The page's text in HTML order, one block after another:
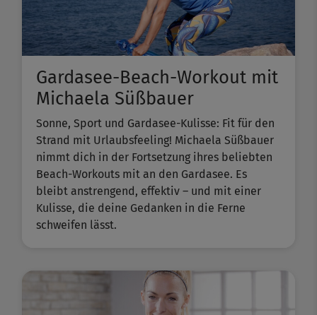
Gardasee-Beach-Workout mit
Michaela Süßbauer
Sonne, Sport und Gardasee-Kulisse: Fit für den
Strand mit Urlaubsfeeling! Michaela Süßbauer
nimmt dich in der Fortsetzung ihres beliebten ​
Beach-Workouts​ mit an den Gardasee. Es
bleibt anstrengend, effektiv – und mit einer
Kulisse, die deine Gedanken in die Ferne
schweifen lässt.